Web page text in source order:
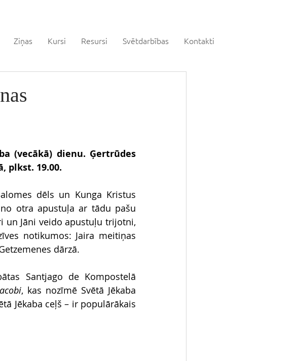
Ziņas Kursi Resursi Svētdarbības Kontakti
(vecākā) dienu. Ģertrūdes
plkst. 19.00.
dēls un Kunga Kristus
otra apustuļa ar tādu pašu
un Jāni veido apustuļu trijotni,
notikumos: Jaira meitiņas
dārzā.
Santjago de Kompostelā
, kas nozīmē Svētā Jēkaba
Jēkaba ceļš – ir populārākais